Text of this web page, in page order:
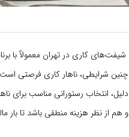
شیفت‌های کاری در تهران معمولاً با
چنین شرایطی، ناهار کاری فرصتی است
دلیل، انتخاب رستورانی مناسب برای
و هم از نظر هزینه منطقی باشد تا بار